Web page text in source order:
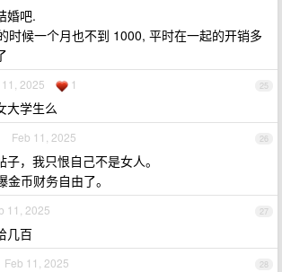
婚吧.
时候一个月也不到 1000, 平时在一起的开销多
25
2025 1
大学生么
26
Feb 11, 2025
，我只恨自己不是女人。
币财务自由了。
27
11, 2025
几百
28
Feb 11, 2025